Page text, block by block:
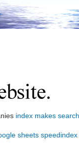
index makes
sheets speedindex